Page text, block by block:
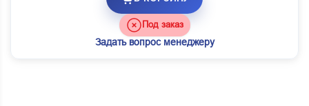
Под заказ
Задать вопрос менеджеру